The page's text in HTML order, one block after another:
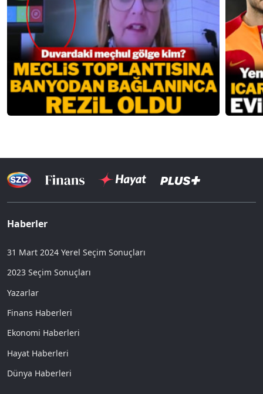
Haberler
31 Mart 2024 Yerel Seçim Sonuçları
2023 Seçim Sonuçları
Yazarlar
Finans Haberleri
Ekonomi Haberleri
Hayat Haberleri
Dünya Haberleri